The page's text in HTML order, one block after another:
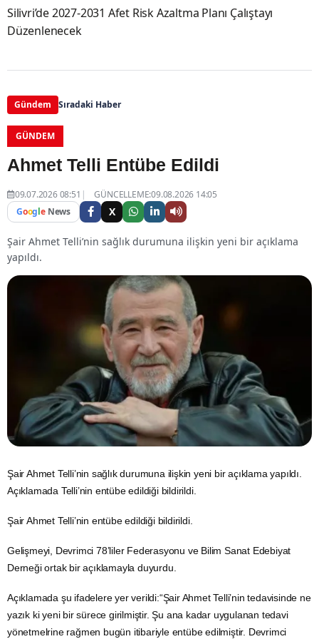
Silivri’de 2027-2031 Afet Risk Azaltma Planı Çalıştayı
Düzenlenecek
Gündem Sıradaki Haber
GÜNDEM
Ahmet Telli Entübe Edildi
09.07.2026 08:51
GÜNCELLEME:09.08.2026 14:05
Google News X
Şair Ahmet Telli’nin sağlık durumuna ilişkin yeni bir açıklama
yapıldı.
Şair Ahmet Telli’nin sağlık durumuna ilişkin yeni bir açıklama yapıldı.
Açıklamada Telli’nin entübe edildiği bildirildi.
Şair Ahmet Telli’nin entübe edildiği bildirildi.
Gelişmeyi, Devrimci 78’liler Federasyonu ve Bilim Sanat Edebiyat
Derneği ortak bir açıklamayla duyurdu.
Açıklamada şu ifadelere yer verildi:“Şair Ahmet Telli’nin tedavisinde ne
yazık ki yeni bir sürece girilmiştir. Şu ana kadar uygulanan tedavi
yönetmelrine rağmen bugün itibariyle entübe edilmiştir. Devrimci